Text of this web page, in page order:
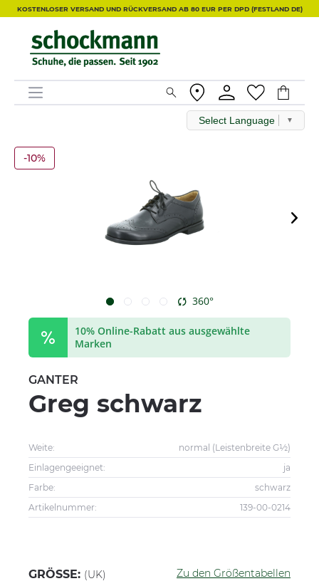
KOSTENLOSER VERSAND UND RÜCKVERSAND AB 80 EUR PER DPD (FESTLAND DE)
Select Language ▼
-10%
360°
10% Online-Rabatt aus ausgewählte
Marken
GANTER
Greg schwarz
Weite:
normal (Leistenbreite G½)
Einlagengeeignet:
ja
Farbe:
schwarz
Artikelnummer:
139-00-0214
GRÖSSE: (UK) Zu den Größentabellen